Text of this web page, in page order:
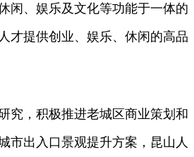
闲、娱乐及文化等功能于一体的
才提供创业、娱乐、休闲的高品
究，积极推进老城区商业策划和
市出入口景观提升方案，昆山人